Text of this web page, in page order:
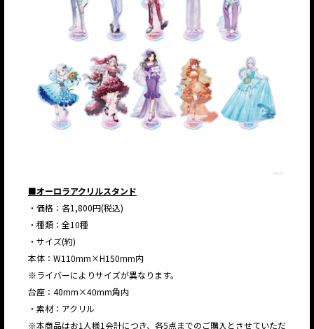
■オーロラアクリルスタンド
・価格：各1,800円(税込)
・種類：全10種
・サイズ(約)
本体：W110mm×H150mm内
※ライバーによりサイズが異なります。
台座：40mm×40mm角内
・素材：アクリル
※本商品はお1人様1会計につき、各5点までのご購入とさせていただ